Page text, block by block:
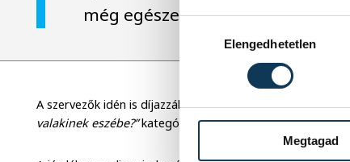
Elengedhetetlen
Megtagad
még egészen meglepő
A szervezők idén is díjazzák a legötletesebb,
valakinek eszébe?”kategóriába tartozó járműveket.